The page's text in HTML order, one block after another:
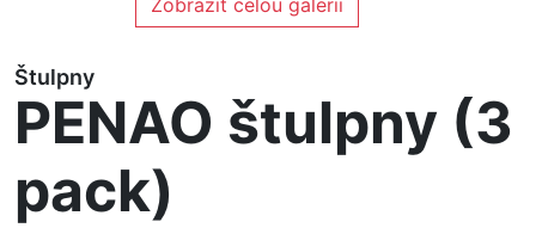
Zobrazit celou galerii
Štulpny
PENAO štulpny (3
pack)